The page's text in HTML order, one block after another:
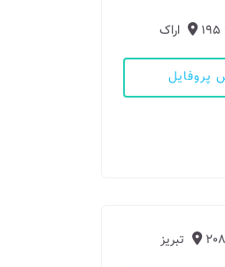
195 اراک
پروفایل
208 تبریز